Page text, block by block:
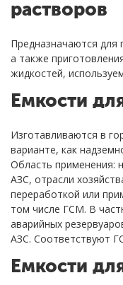
растворов
Предназначаются для
а также
жидкостей,
Емкости
Изготавливаются в
варианте, как
Область применения:
АЗС, отрасли
переработкой или
том числе ГСМ. В
аварийных
АЗС. Соответствуют
Емкости